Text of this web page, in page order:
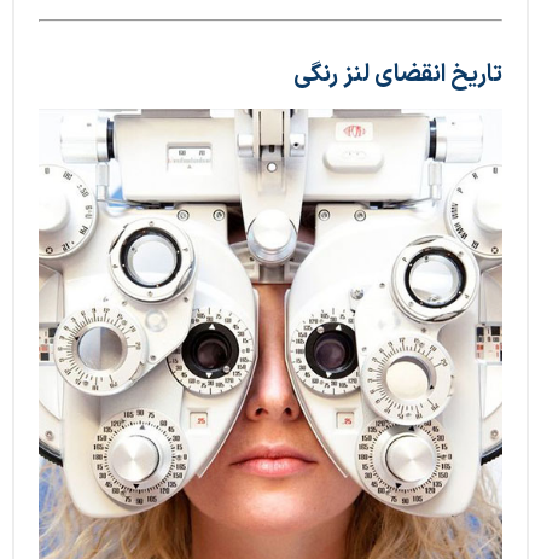
تاریخ انقضای لنز رنگی